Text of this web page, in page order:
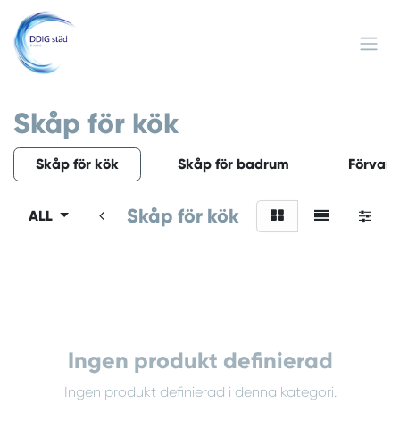
Hoppa till innehåll
Skåp för kök
Skåp för kök Skåp för badrum
ALL Skåp för kök
Ingen produkt definierad
Ingen produkt definierad i denna kategori.